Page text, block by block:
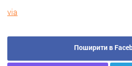
via
Поширити в